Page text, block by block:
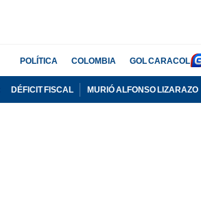
POLÍTICA COLOMBIA GOL CARACOL
DÉFICIT FISCAL MURIÓ ALFONSO LIZARAZO